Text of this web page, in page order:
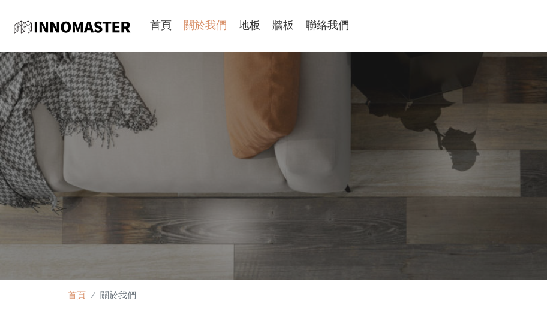
首頁 關於我們 地板 牆板 聯絡我們
首頁 關於我們